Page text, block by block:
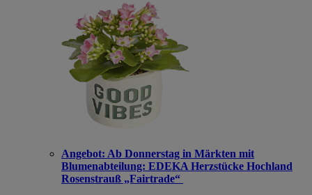
Angebot: Ab Donnerstag in Märkten mit
Blumenabteilung: EDEKA Herzstücke Hochland
Rosenstrauß „Fairtrade“